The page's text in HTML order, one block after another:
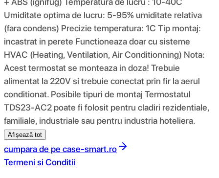
Umiditate optima de lucru: 5-95% umiditate relativa
(fara condens) Precizie temperatura: 1C Tip montaj:
incastrat in perete Functioneaza doar cu sisteme
HVAC (Heating, Ventilation, Air Conditionning) Nota:
Acest termostat se monteaza in doza! Trebuie
alimentat la 220V si trebuie conectat prin fir la aerul
conditionat. Posibile tipuri de montaj Termostatul
TDS23-AC2 poate fi folosit pentru cladiri rezidentiale,
familiale, industriale sau pentru industria hoteliera.
Afișează tot
cumpara de pe case-smart.ro
Termeni si Conditii